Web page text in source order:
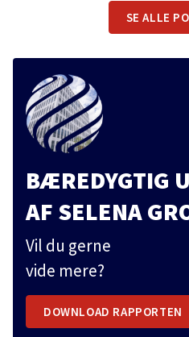
SE ALLE
BÆREDYGTIG
AF SELENA
Vil du gerne
vide mere?
DOWNLOAD RAPPORTEN